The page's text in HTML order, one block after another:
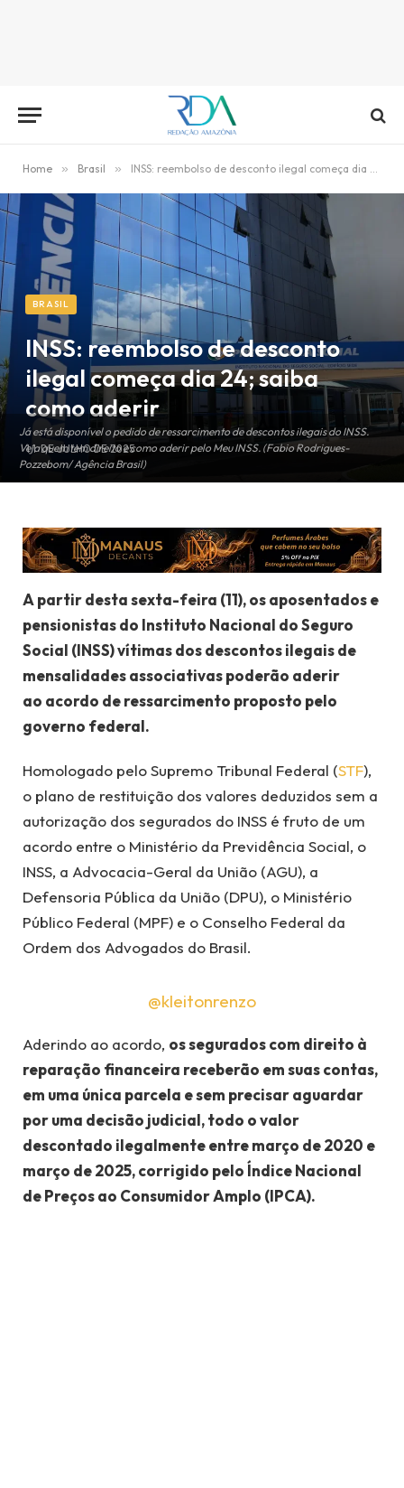
Home » Brasil » INSS: reembolso de desconto ilegal começa dia 24; saiba como aderir
Já está disponível o pedido de ressarcimento de descontos ilegais do INSS.
Veja quem tem direito e como aderir pelo Meu INSS. (Fabio Rodrigues-
Pozzebom/ Agência Brasil)
BRASIL
INSS: reembolso de desconto
ilegal começa dia 24; saiba
como aderir
11 DE JULHO DE 2025
A partir desta sexta-feira (11), os aposentados e
pensionistas do Instituto Nacional do Seguro
Social (INSS) vítimas dos descontos ilegais de
mensalidades associativas poderão aderir
ao acordo de ressarcimento proposto pelo
governo federal.
Homologado pelo Supremo Tribunal Federal (STF),
o plano de restituição dos valores deduzidos sem a
autorização dos segurados do INSS é fruto de um
acordo entre o Ministério da Previdência Social, o
INSS, a Advocacia-Geral da União (AGU), a
Defensoria Pública da União (DPU), o Ministério
Público Federal (MPF) e o Conselho Federal da
Ordem dos Advogados do Brasil.
@kleitonrenzo
Aderindo ao acordo, os segurados com direito à
reparação financeira receberão em suas contas,
em uma única parcela e sem precisar aguardar
por uma decisão judicial, todo o valor
descontado ilegalmente entre março de 2020 e
março de 2025, corrigido pelo Índice Nacional
de Preços ao Consumidor Amplo (IPCA).